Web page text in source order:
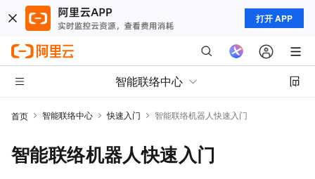
打开 APP
智能联络中心
首页 智能联络中心 快速入门 智能联络机器人快速入门
智能联络机器人快速入门